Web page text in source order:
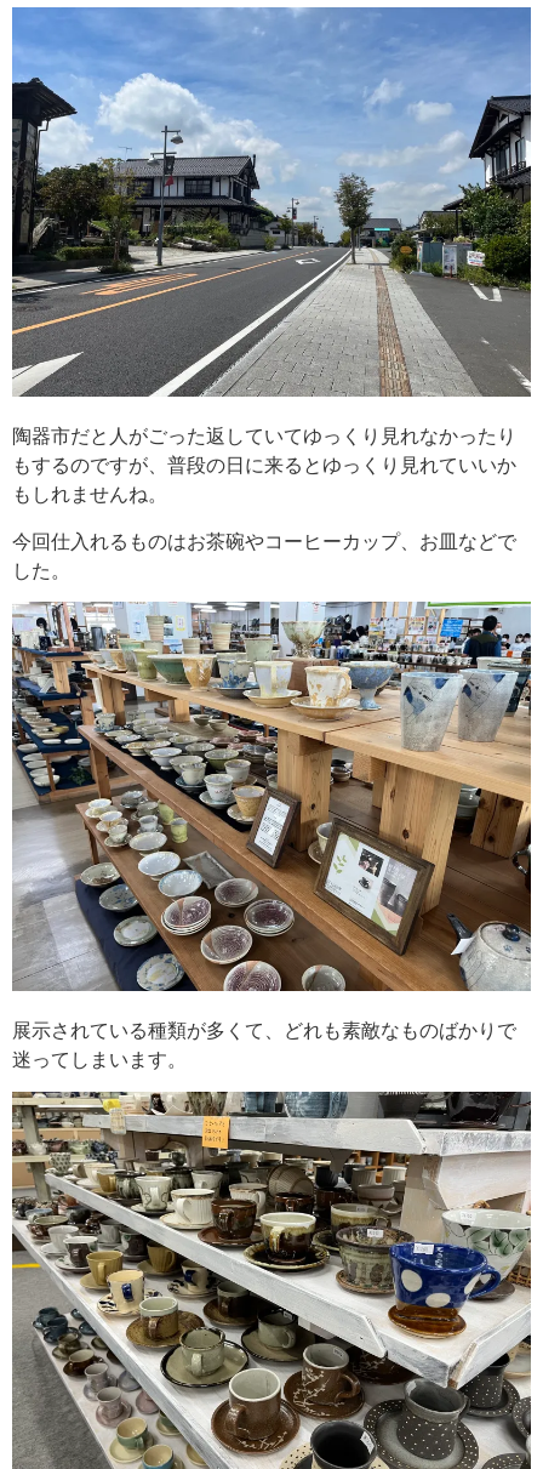
陶器市だと人がごった返していてゆっくり見れなかったり
もするのですが、普段の日に来るとゆっくり見れていいか
もしれませんね。
今回仕入れるものはお茶碗やコーヒーカップ、お皿などで
した。
展示されている種類が多くて、どれも素敵なものばかりで
迷ってしまいます。